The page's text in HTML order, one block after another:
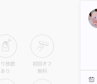
放題
あり
初回オフ
無料